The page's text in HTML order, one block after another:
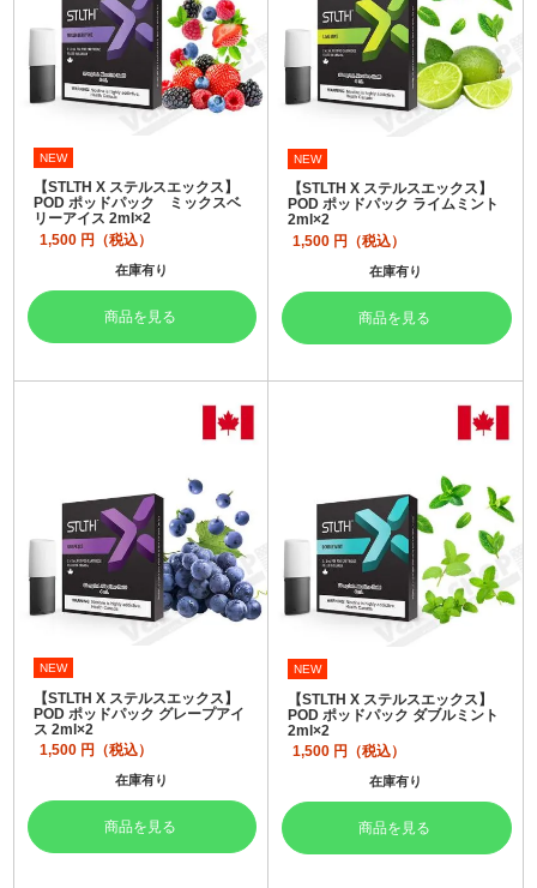
NEW
【STLTH X ステルスエックス】
POD ポッドパック ミックスベ
リーアイス 2ml×2
1,500 円（税込）
在庫有り
商品を見る
NEW
【STLTH X ステルスエックス】
POD ポッドパック ライムミント
2ml×2
1,500 円（税込）
在庫有り
商品を見る
NEW
【STLTH X ステルスエックス】
POD ポッドパック グレープアイ
ス 2ml×2
1,500 円（税込）
在庫有り
商品を見る
NEW
【STLTH X ステルスエックス】
POD ポッドパック ダブルミント
2ml×2
1,500 円（税込）
在庫有り
商品を見る